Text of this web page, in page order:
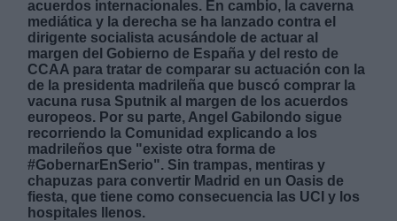
acuerdos internacionales. En cambio, la caverna
mediática y la derecha se ha lanzado contra el
dirigente socialista acusándole de actuar al
margen del Gobierno de España y del resto de
CCAA para tratar de comparar su actuación con la
de la presidenta madrileña que buscó comprar la
vacuna rusa Sputnik al margen de los acuerdos
europeos. Por su parte, Angel Gabilondo sigue
recorriendo la Comunidad explicando a los
madrileños que "existe otra forma de
#GobernarEnSerio". Sin trampas, mentiras y
chapuzas para convertir Madrid en un Oasis de
fiesta, que tiene como consecuencia las UCI y los
hospitales llenos.